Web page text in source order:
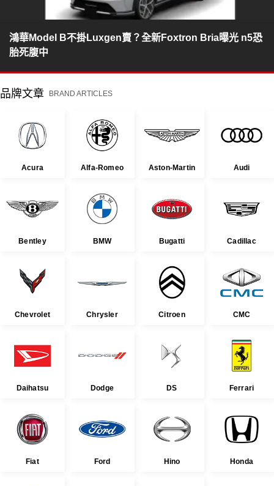
鴻華Model B不掛Luxgen賣？全新Foxtron Bria曝光 n5恐
胎死腹中
品牌文章 BRAND ARTICLES
Acura Alfa-Romeo Aston-Martin Audi
Bentley BMW Bugatti Cadillac
Chevrolet Chrysler Citroen CMC
Daihatsu Dodge DS Ferrari
Fiat Ford Hino Honda